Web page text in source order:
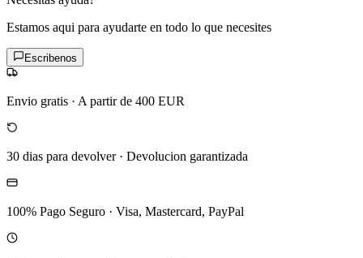
Estamos aqui para ayudarte en todo lo que necesites
Escribenos
Envio gratis · A partir de 400 EUR
30 dias para devolver· Devolucion garantizada
100% Pago Seguro · Visa, Mastercard, PayPal